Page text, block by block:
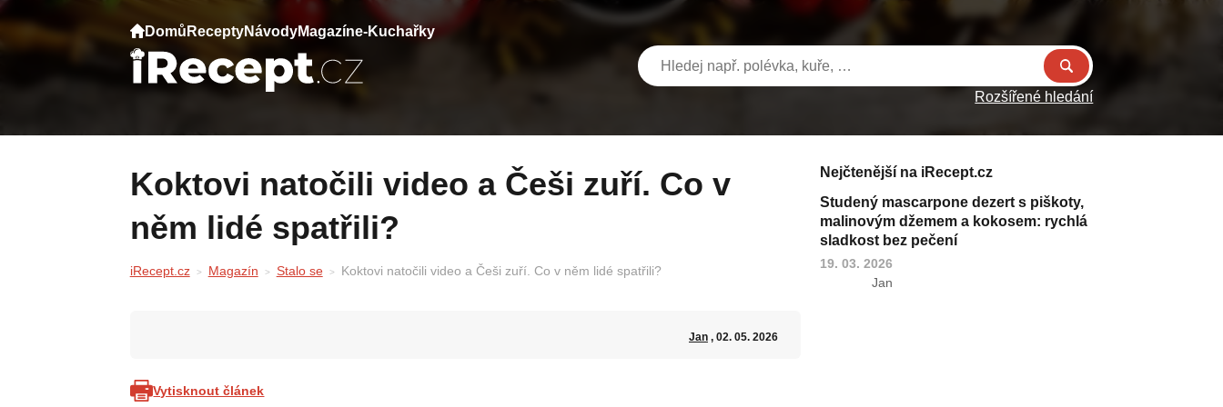
Domů ReceptyNávodyMagazíne-Kuchařky
Rozšířené hledání
Koktovi natočili video a Češi zuří. Co v
něm lidé spatřili?
iRecept.cz Magazín Stalo se Koktovi natočili video a Češi zuří. Co v něm lidé spatřili?
Jan, 02. 05. 2026
Vytisknout článek
Nejčtenější na iRecept.cz
Studený mascarpone dezert s piškoty,
malinovým džemem a kokosem: rychlá
sladkost bez pečení
19. 03. 2026
Jan